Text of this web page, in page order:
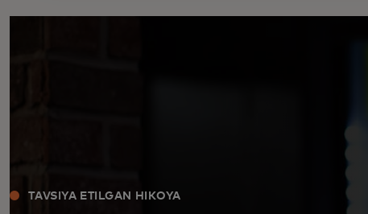
TAVSIYA ETILGAN HIKOYA